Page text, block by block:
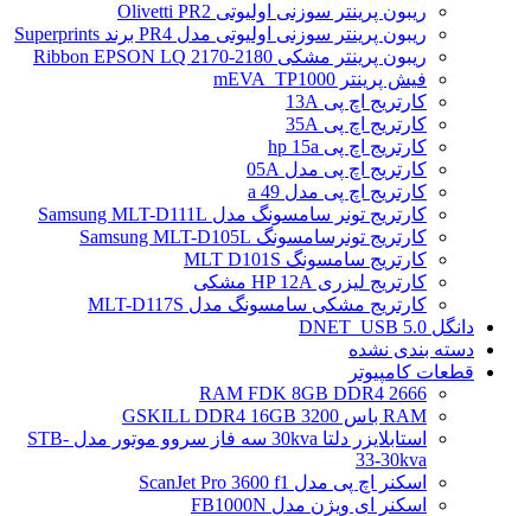
ریبون پرینتر سوزنی اولیوتی Olivetti PR2
ریبون پرینتر سوزنی اولیوتی مدل PR4 برند Superprints
ریبون پرینتر مشکی Ribbon EPSON LQ 2170-2180
فیش پرینتر mEVA_TP1000
کارتریج اچ پی 13A
کارتریج اچ پی 35A
کارتریج اچ پی hp 15a
کارتریج اچ پی مدل 05A
کارتریج اچ پی مدل 49 a
کارتریج تونر سامسونگ مدل Samsung MLT-D111L
کارتریج تونرسامسونگ Samsung MLT-D105L
کارتریج سامسونگ MLT D101S
کارتریج لیزری HP 12A مشکی
کارتریج مشکی سامسونگ مدل MLT-D117S
دانگل DNET_USB 5.0
دسته بندی نشده
قطعات کامپیوتر
RAM FDK 8GB DDR4 2666
RAM باس 3200 GSKILL DDR4 16GB
استابلایزر دلتا 30kva سه فاز سروو موتور مدل STB-
33-30kva
اسکنر اچ پی مدل ScanJet Pro 3600 f1
اسکنر ای ویژن مدل FB1000N